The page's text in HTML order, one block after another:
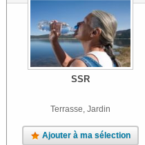
SSR
Terrasse, Jardin
Ajouter à ma sélection